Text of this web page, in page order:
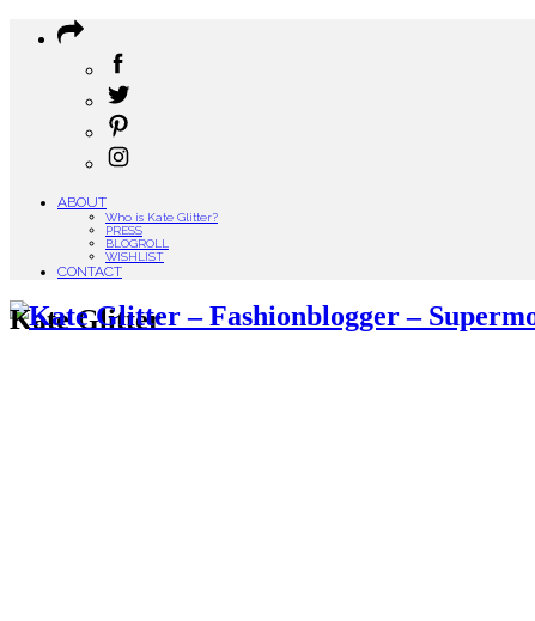
ABOUT
Who is Kate Glitter?
PRESS
BLOGROLL
WISHLIST
CONTACT
Kate Glitter